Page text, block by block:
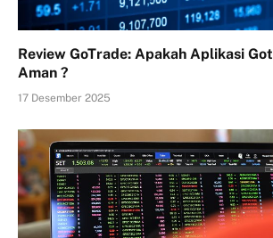
Review GoTrade: Apakah Aplikasi
Aman ?
17 Desember 2025